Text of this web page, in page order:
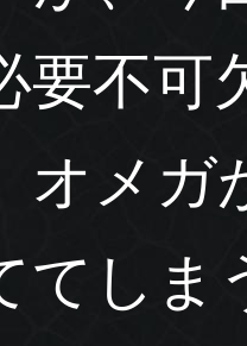
要不可
オメガ
てしま